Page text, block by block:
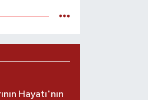
Hayatı'nın